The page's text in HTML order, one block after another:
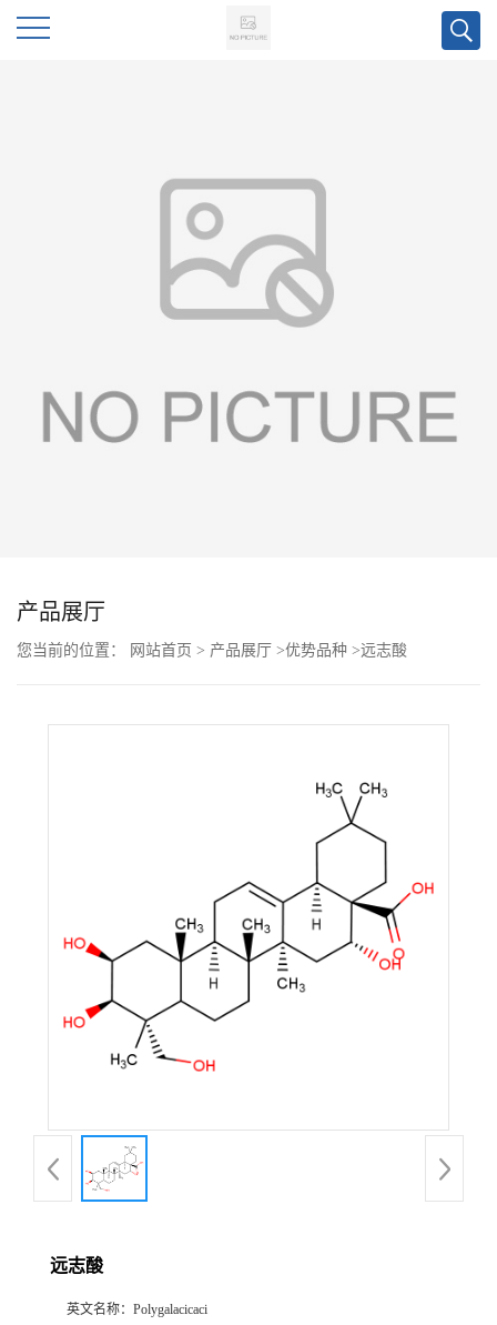
动
联
系
产品展厅
您当前的位置： 网站首页 > 产品展厅 >优势品种 >远志酸
远志酸
英文名称： Polygalacicaci